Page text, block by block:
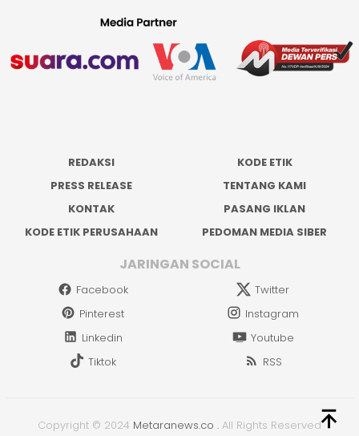
REDAKSI
KODE ETIK
PRESS RELEASE
TENTANG KAMI
KONTAK
PASANG IKLAN
KODE ETIK PERUSAHAAN
PEDOMAN MEDIA SIBER
JARINGAN SOCIAL
Facebook
Twitter
Pinterest
Instagram
Linkedin
Youtube
Tiktok
RSS
Copyright © 2024 Metaranews.co . All Rights Reserved